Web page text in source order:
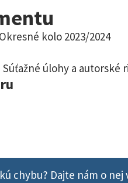
kolo 2023/2024
Súťažné úlohy a autorské
chybu? Dajte nám o nej